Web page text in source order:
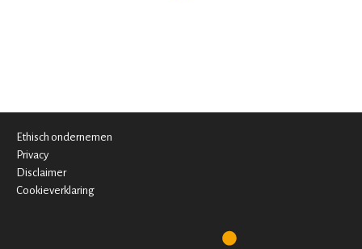
Ethisch ondernemen
Privacy
Disclaimer
Cookieverklaring